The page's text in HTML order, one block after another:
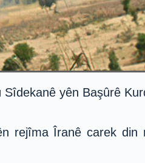
Sîdekanê yên Başûrê
rejîma Îranê carek din